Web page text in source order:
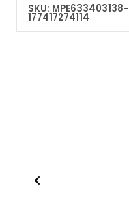
SKU: MPE633403138-
177417274114